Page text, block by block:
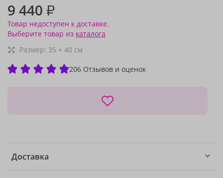
9 440 ₽
Товар недоступен к доставке.
Выберите товар из каталога
Размер: 35 × 40 см
206 Отзывов и оценок
Доставка